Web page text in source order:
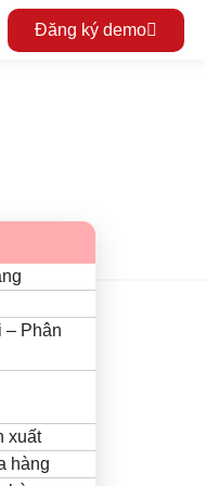
Đăng ký demo
– Phân
xuất
hàng